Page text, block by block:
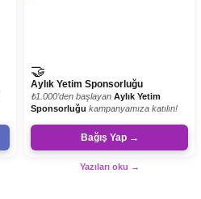
🤝
Aylık Yetim Sponsorluğu
₺1.000’den başlayan Aylık Yetim
Sponsorluğu kampanyamıza katılın!
Bağış Yap →
Yazıları oku →